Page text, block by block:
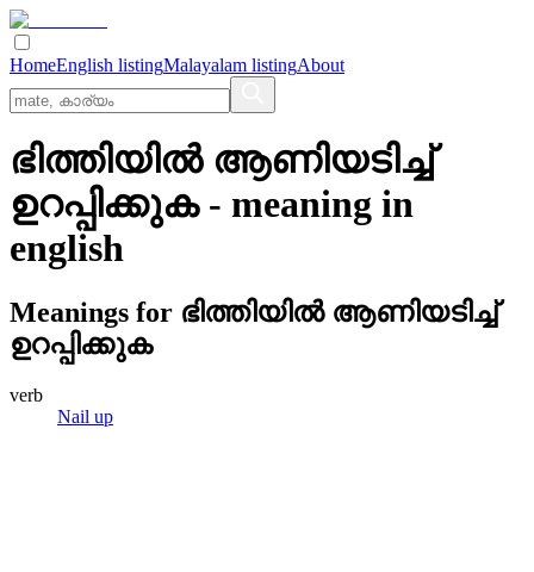
HomeEnglish listingMalayalam listingAbout
ഭിത്തിയില്‍ ആണിയടിച്ച്‌
ഉറപ്പിക്കുക- meaning in
english
Meanings for ഭിത്തിയില്‍ ആണിയടിച്ച്‌
ഉറപ്പിക്കുക
verb
Nail up